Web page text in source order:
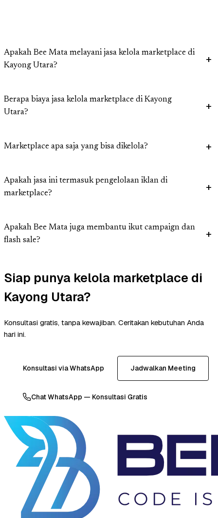
Apakah Bee Mata melayani jasa kelola marketplace di
Kayong Utara?
Berapa biaya jasa kelola marketplace di Kayong
Utara?
Marketplace apa saja yang bisa dikelola?
Apakah jasa ini termasuk pengelolaan iklan di
marketplace?
Apakah Bee Mata juga membantu ikut campaign dan
flash sale?
Siap punya kelola marketplace di
Kayong Utara?
Konsultasi gratis, tanpa kewajiban. Ceritakan kebutuhan Anda
hari ini.
Konsultasi via WhatsApp Jadwalkan Meeting
Chat WhatsApp — Konsultasi Gratis